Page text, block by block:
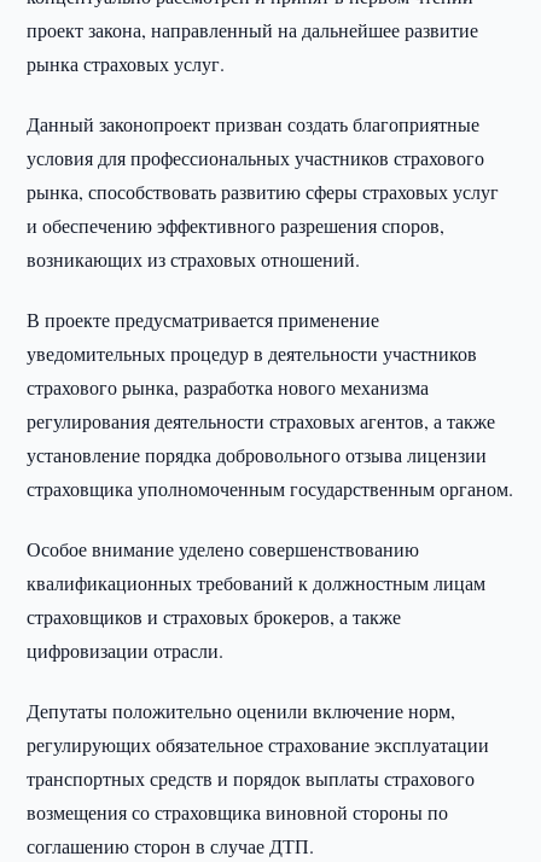
проект закона, направленный на дальнейшее развитие
рынка страховых услуг.
Данный законопроект призван создать благоприятные
условия для профессиональных участников страхового
рынка, способствовать развитию сферы страховых услуг
и обеспечению эффективного разрешения споров,
возникающих из страховых отношений.
В проекте предусматривается применение
уведомительных процедур в деятельности участников
страхового рынка, разработка нового механизма
регулирования деятельности страховых агентов, а также
установление порядка добровольного отзыва лицензии
страховщика уполномоченным государственным органом.
Особое внимание уделено совершенствованию
квалификационных требований к должностным лицам
страховщиков и страховых брокеров, а также
цифровизации отрасли.
Депутаты положительно оценили включение норм,
регулирующих обязательное страхование эксплуатации
транспортных средств и порядок выплаты страхового
возмещения со страховщика виновной стороны по
соглашению сторон в случае ДТП.